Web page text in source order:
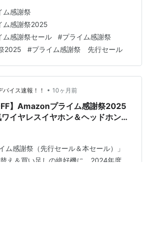
まで】 ポイントアップキャンペーン
ト獲得のチャンス【10/10まで】
が最大4か月無料【10/10まで】
ファミリー…
ム感謝祭
ム感謝祭2025
ム感謝祭セール #プライム感謝祭
2025 #プライム感謝祭 先行セール
バイス速報！！ • 10ヶ月前
】Amazonプライム感謝祭2025
イヤレスイヤホン＆ヘッドホンが
ム感謝祭（先行セール＆本セール）」
え＆買い足しの絶好機に。2024年度、